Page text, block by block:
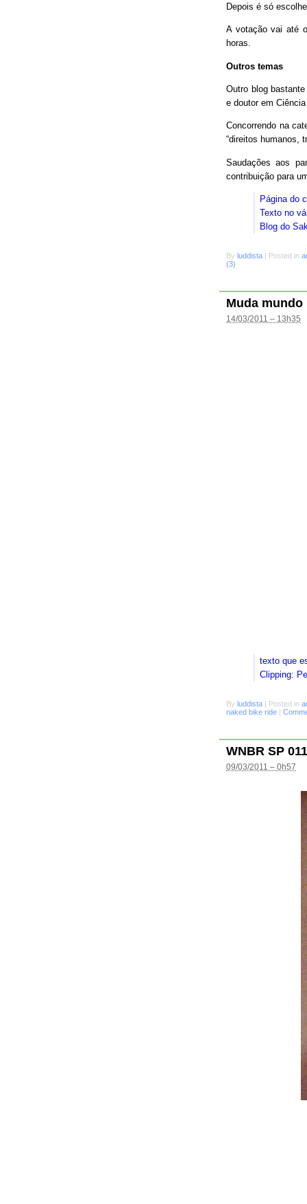
Depois é só
A votação vai até
horas.
Outros temas
Outro blog
e doutor em
Concorrendo na
“direitos humanos,
Saudações aos
contribuição para
Página do
Texto no
Blog do
By luddista Posted in
(3)
Muda mundo
14/03/2011 – 13h35
texto que
Clipping:
By luddista | Posted in
naked bike ride |
WNBR SP 011
09/03/2011 – 0h57